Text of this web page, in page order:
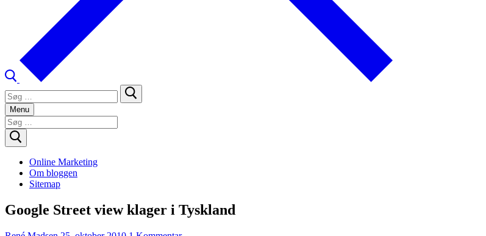
Søg
efter:
Menu
Søg
efter:
Online Marketing
Om bloggen
Sitemap
Google Street view klager i Tyskland